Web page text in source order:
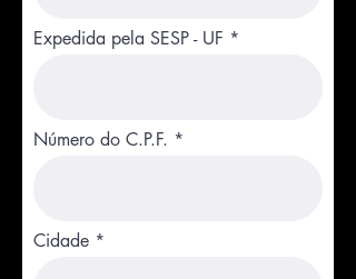
Expedida pela SESP - UF
Número do C.P.F.
Cidade